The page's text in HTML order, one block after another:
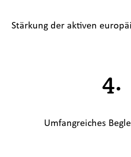
Stärkung der aktiven
4.
Umfangreiches